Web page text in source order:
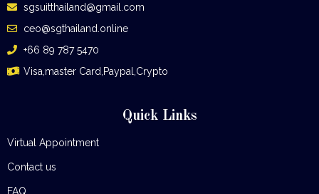
sgsuitthailand@gmail.com
ceo@sgthailand.online
+66 89 787 5470
Visa,master Card,Paypal,Crypto
Quick Links
Virtual Appointment
Contact us
FAQ